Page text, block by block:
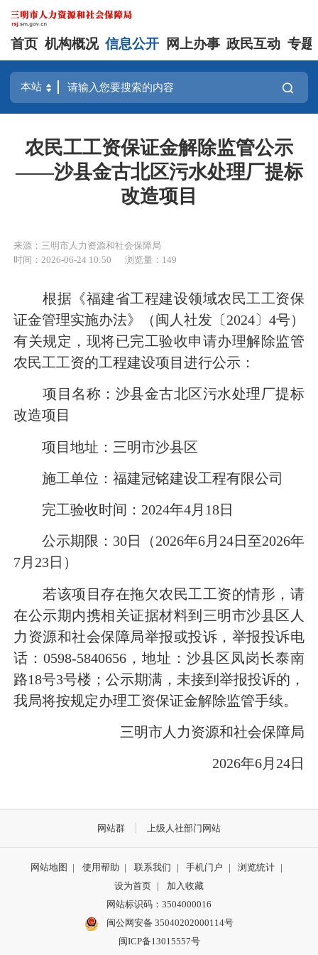
首页 机构概况 信息公开 网上办事 政民互动 专题
农民工工资保证金解除监管公示
——沙县金古北区污水处理厂提标
改造项目
来源：三明市人力资源和社会保障局
时间：2026-06-24 10:50
浏览量：149
根据《福建省工程建设领域农民工工资保
证金管理实施办法》（闽人社发〔2024〕4号）
有关规定，现将已完工验收申请办理解除监管
农民工工资的工程建设项目进行公示：
项目名称： 沙县金古北区污水处理厂提标
改造项目
项目地址：三明市沙县区
施工单位：福建冠铭建设工程有限公司
完工验收时间：2024年4月18日
公示期限：30日（2026年6月24日至2026年
7月23日）
若该项目存在拖欠农民工工资的情形，请
在公示期内携相关证据材料到三明市沙县区人
力资源和社会保障局举报或投诉，举报投诉电
话：0598-5840656，地址：沙县区凤岗长泰南
路18号3号楼；公示期满，未接到举报投诉的，
我局将按规定办理工资保证金解除监管手续。
三明市人力资源和社会保障局
2026年6月24日
网站群 上级人社部门网站
网站地图 | 使用帮助 | 联系我们 | 手机门户 | 浏览统计 |
设为首页 |
加入收藏
网站标识码：3504000016
闽公网安备 35040202000114号
闽ICP备13015557号